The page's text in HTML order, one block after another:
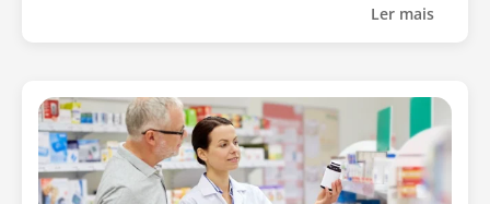
Ler mais